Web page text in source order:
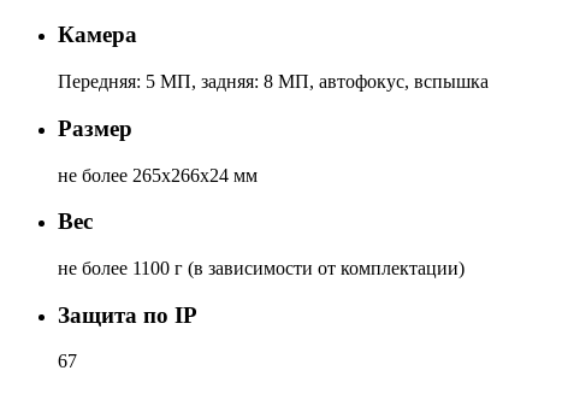
Камера
Передняя: 5 МП, задняя: 8 МП, автофокус, вспышка
Размер
не более 265x266x24 мм
Вес
не более 1100 г (в зависимости от комплектации)
Защита по IP
67